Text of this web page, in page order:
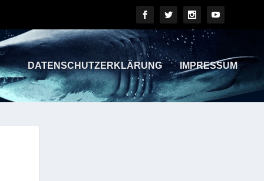
DATENSCHUTZERKLÄRUNG IMPRESSUM